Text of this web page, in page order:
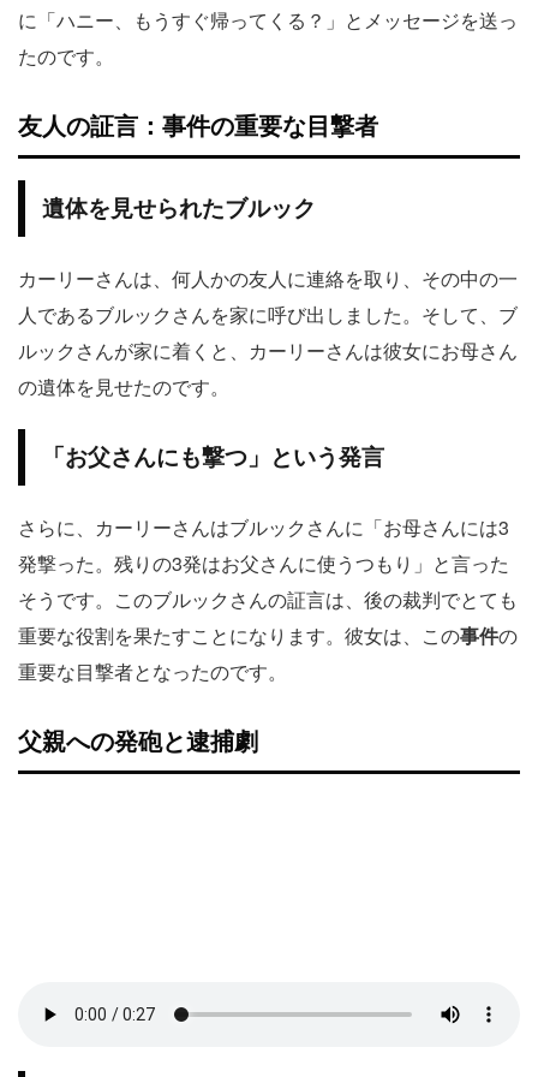
に「ハニー、もうすぐ帰ってくる？」とメッセージを送っ
たのです。
友人の証言：事件の重要な目撃者
遺体を見せられたブルック
カーリーさんは、何人かの友人に連絡を取り、その中の一
人であるブルックさんを家に呼び出しました。そして、ブ
ルックさんが家に着くと、カーリーさんは彼女にお母さん
の遺体を見せたのです。
「お父さんにも撃つ」という発言
さらに、カーリーさんはブルックさんに「お母さんには3
発撃った。残りの3発はお父さんに使うつもり」と言った
そうです。このブルックさんの証言は、後の裁判でとても
重要な役割を果たすことになります。彼女は、この事件の
重要な目撃者となったのです。
父親への発砲と逮捕劇